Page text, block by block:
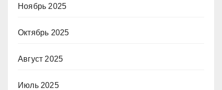
Ноябрь 2025
Октябрь 2025
Август 2025
Июль 2025